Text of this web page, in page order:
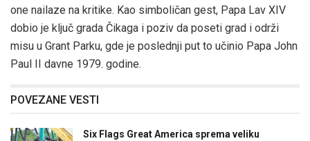
one nailaze na kritike. Kao simboličan gest, Papa Lav XIV
dobio je ključ grada Čikaga i poziv da poseti grad i održi
misu u Grant Parku, gde je poslednji put to učinio Papa John
Paul II davne 1979. godine.
POVEZANE VESTI
Six Flags Great America sprema veliku